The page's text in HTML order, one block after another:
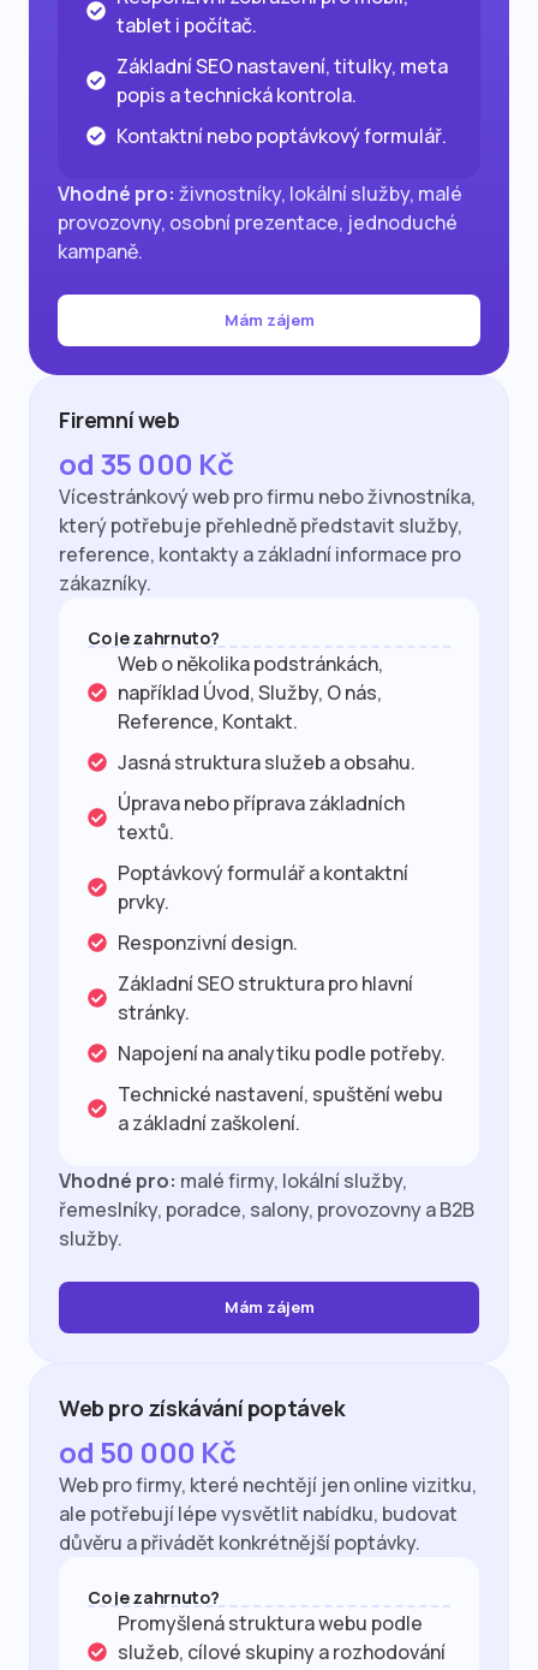
tablet i počítač.
Základní SEO nastavení, titulky, meta
popis a technická kontrola.
Kontaktní nebo poptávkový formulář.
Vhodné pro: živnostníky, lokální služby, malé
provozovny, osobní prezentace, jednoduché
kampaně.
Mám zájem
Firemní web
od 35 000 Kč
Vícestránkový web pro firmu nebo živnostníka,
který potřebuje přehledně představit služby,
reference, kontakty a základní informace pro
zákazníky.
Co je zahrnuto?
Web o několika podstránkách,
například Úvod, Služby, O nás,
Reference, Kontakt.
Jasná struktura služeb a obsahu.
Úprava nebo příprava základních
textů.
Poptávkový formulář a kontaktní
prvky.
Responzivní design.
Základní SEO struktura pro hlavní
stránky.
Napojení na analytiku podle potřeby.
Technické nastavení, spuštění webu
a základní zaškolení.
Vhodné pro: malé firmy, lokální služby,
řemeslníky, poradce, salony, provozovny a B2B
služby.
Mám zájem
Web pro získávání poptávek
od 50 000 Kč
Web pro firmy, které nechtějí jen online vizitku,
ale potřebují lépe vysvětlit nabídku, budovat
důvěru a přivádět konkrétnější poptávky.
Co je zahrnuto?
Promyšlená struktura webu podle
služeb, cílové skupiny a rozhodování